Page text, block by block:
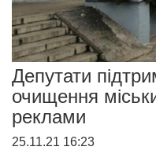
Депутати
очищення
реклами
25.11.21 16:23